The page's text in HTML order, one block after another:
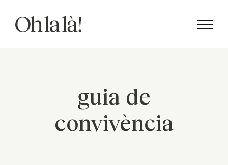
content
guia de
convivència